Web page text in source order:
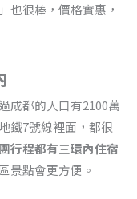
也很棒，價格實惠，
成都的人口有2100萬
鐵7號線裡面，都很
行程都有三環內住宿
景點會更方便。